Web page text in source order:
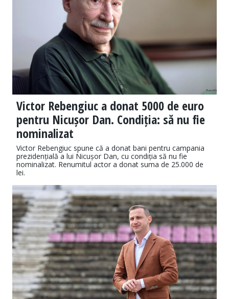
Victor Rebengiuc a donat 5000 de euro
pentru Nicușor Dan. Condiția: să nu fie
nominalizat
Victor Rebengiuc spune că a donat bani pentru campania
prezidențială a lui Nicușor Dan, cu condiția să nu fie
nominalizat. Renumitul actor a donat suma de 25.000 de
lei.